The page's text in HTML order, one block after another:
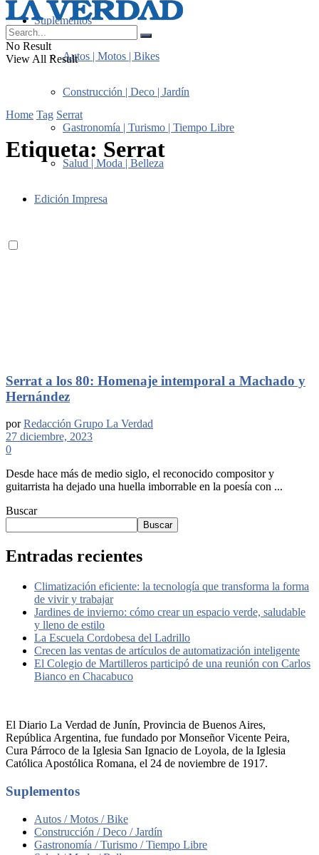
Suplementos
Autos | Motos | Bikes
Construcción | Deco | Jardín
Gastronomía | Turismo | Tiempo Libre
Salud | Moda | Belleza
Edición Impresa
No Result
View All Result
Home Tag Serrat
Etiqueta: Serrat
Serrat a los 80: Homenaje intemporal a Machado y
Hernández
por Redacción Grupo La Verdad
27 diciembre, 2023
0
Desde hace más de medio siglo, el reconocido compositor y
guitarrista ha dejado una huella imborrable en la poesía con ...
Buscar
Buscar
Entradas recientes
Climatización eficiente: la tecnología que transforma la forma
de vivir y trabajar
Jardines de invierno: cómo crear un espacio verde, saludable
y lleno de estilo
La Escuela Cordobesa del Ladrillo
Crecen las ventas de artículos de automatización inteligente
El Colegio de Martilleros participó de una reunión con Carlos
Bianco en Chacabuco
El Diario La Verdad de Junín, Provincia de Buenos Aires,
República Argentina, fue fundado por Monseñor Vicente Peira,
Cura Párroco de la Iglesia San Ignacio de Loyola, de la Iglesia
Católica Apostólica Romana, el 24 de noviembre de 1917.
Suplementos
Autos / Motos / Bike
Construcción / Deco / Jardín
Gastronomía / Turismo / Tiempo Libre